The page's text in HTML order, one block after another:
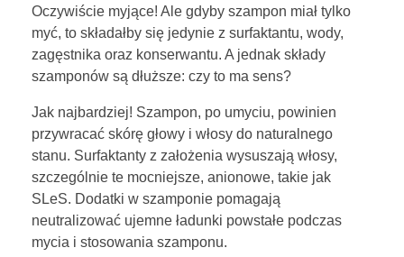
a
m
p
o
n
n
Oczywiście myjące! Ale gdyby szampon miał tylko
myć, to składałby się jedynie z surfaktantu, wody,
zagęstnika oraz konserwantu. A jednak składy
szamponów są dłuższe: czy to ma sens?
Jak najbardziej! Szampon, po umyciu, powinien
przywracać skórę głowy i włosy do naturalnego
stanu. Surfaktanty z założenia wysuszają włosy,
szczególnie te mocniejsze, anionowe, takie jak
SLeS. Dodatki w szamponie pomagają
neutralizować ujemne ładunki powstałe podczas
mycia i stosowania szamponu.